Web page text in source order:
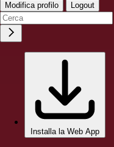
Modifica profilo Logout
Installa la Web App